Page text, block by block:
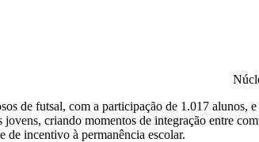
de futsal, com a participação de 1.017 alunos,
criando momentos de integração entre
de incentivo à permanência escolar.